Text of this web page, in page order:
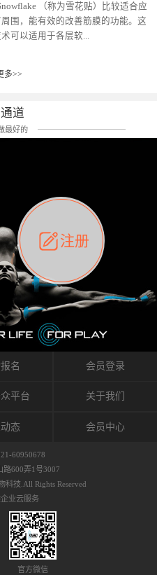
种，基本不会有过敏瘙痒的情况。
体不适、休息不好、持续紧张等特
响下，有时还是会出现瘙痒过敏的
家近30天左右，感觉日子都日夜颠倒
路。当天疼痛部贴了EDF和胃十字，膝
半月板贴布。第2天第12肋部的EDF和
布也没有出现进一步瘙痒过敏。而膝
板贴布张力用的100%，但自始至终
强的贴着，没有出现过任何瘙痒的迹
的条件下，同一个身体，不同的部位
感度也有不同。因此我们KINESIO要做
发生产过程中竭尽全力的降低致敏
布本身带来的致敏率。那到底是什
的过敏瘙痒呢？我整理了以下内容
参考，希望能给予大家帮助。首先我
下过敏的原因，然后简说一下
贴布贴扎后预防应对。我把导致过敏的
单分为外因和内因。外因1，贴布贴布
料的伸展率、回缩率、纤维的刺激
肤带来过度的刺激，从而引起过敏瘙
名誉会长 身体具有免疫、疼痛、细胞
、修复、增殖、再生等自然愈合能
为细胞因子存在于皮肤表皮、真皮、
的效果是通过创造一个环境，使每种
体的自然愈合能力。 通常，药物会削
子的作用，单方面还会引起副作用的
此相比，Kinesio肌内效贴创造了细
有许多未知。 细胞因子是一种酵素，
酵素起着适当的作用，为细胞创造
住的环境。 在现代医学上，这种细胞
种酶的观点往往被否定，但在体内有
和无毒细菌，它们起着保持身体平衡
Kinesio肌内效贴不像药物那样在短时
症状，而是通过花费时间创造一个
有伤害（副作用等）的环境来减轻症
，由于营养、精神、运动的平衡被破
胞就会发生病态变化。 在一定的状
胞因子会自动捕捉异常，并在细胞之
当的修复信息。可以收集各自所需的
；细胞因子的连锁反应）。 如果这种
供不需要的物质。 因此，身体所需的
能力不仅不能发挥作用，反而会造成
。Kinesio肌内效贴的作用，就是解
题。 KinesioTaping ® （Kinesio贴扎
概念是空（空间），动（流动），冷
上升），为了实现这些，贴布的质
别地，Kinesio Medical
（Kinesio医疗贴扎）通过从皮肤表面
适...
（称为雪花贴）比较适合应
围，能有效的改善筋膜的功能。这
可以适用于各层软...
，肌腱，韧带（主要围绕有问题的关
指贴布本身很重量，以及贴布刺激的
布的应用充分利用了体内由间质液组
体力学的流体层。这种轻微的刺激
以在单片贴布上提供支持和深度刺
间质液的适当控制，可以连接皮下
关节进行非常轻柔的刺激，增加患部
域。 snowflake“雪花”贴布不会妨碍皮
右运动，有效的辅助修复关节周围组
它可以作用于关节或肌肉表面，释
激深层筋膜。“雪花”贴扎疗法是一
变肌肉、筋膜和间质液之间自然流动
法。 间质液间质被称为人体的新器
员认为，整个身体的网络是由坚韧
蛋白质结构所支撑的相互连接的充满
间构成的。如果作为脏器，这是人体
器，约占体重的20%（相比之下，皮
有助于细胞的再生和恢复。“1”“雪花”
轻柔的刺激，改善受影响的关节和肌
复损伤组织的作用。对组织的营养供
关节周围皮下组织的关节囊。 流
加濑博士-Kinesio肌内效贴布的发明
理论是以对日常生活产生反复影响
的性质为焦点。 筋膜容易受到外部
多>>
道
最好的
注册
名 会员登录
平台 关于我们
态 会员中心
60950678
路600弄1号3007
技.All Rights Reserved
业云服务
官方微信